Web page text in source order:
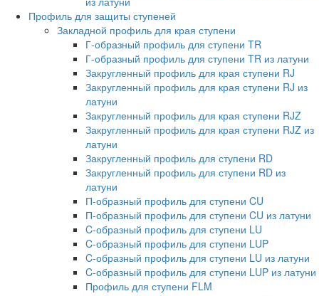
Профиль для защиты ступеней
Закладной профиль для края ступени
Г-образный профиль для ступени TR
Г-образный профиль для ступени TR из латуни
Закругленный профиль для края ступени RJ
Закругленный профиль для края ступени RJ из
латуни
Закругленный профиль для края ступени RJZ
Закругленный профиль для края ступени RJZ из
латуни
Закругленный профиль для ступени RD
Закругленный профиль для ступени RD из
латуни
П-образный профиль для ступени CU
П-образный профиль для ступени CU из латуни
C-образный профиль для ступени LU
C-образный профиль для ступени LUP
C-образный профиль для ступени LU из латуни
C-образный профиль для ступени LUP из латуни
Профиль для ступени FLM